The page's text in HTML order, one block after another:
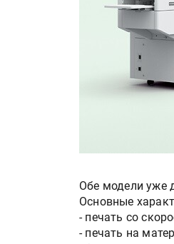
Обе модели уже
Основные
- печать со
- печать на